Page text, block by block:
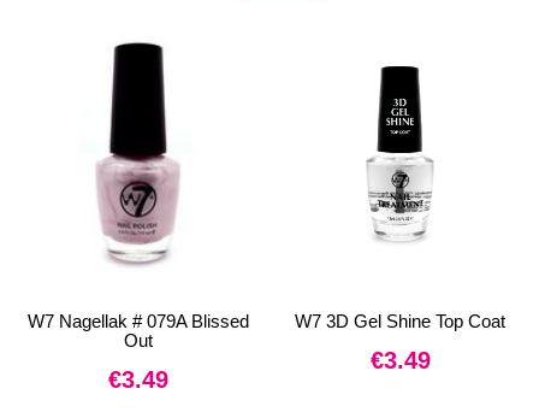
W7 Nagellak # 079A Blissed
Out
€3.49
W7 3D Gel Shine Top Coat
€3.49